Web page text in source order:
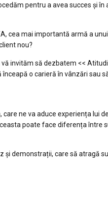
pentru a avea succes și în
cea mai importantă armă a
nou?
invităm să dezbatem <<
o carieră în vânzări sau
ne va aduce experiența lui
poate face diferența între
și demonstrații, care să atragă